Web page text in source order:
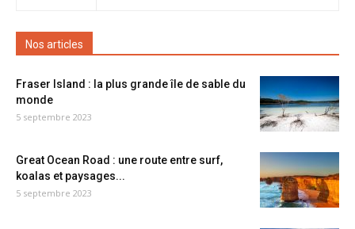
Nos articles
Fraser Island : la plus grande île de sable du
monde
5 septembre 2023
Great Ocean Road : une route entre surf,
koalas et paysages...
5 septembre 2023